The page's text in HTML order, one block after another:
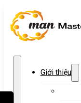
Giới thiệu